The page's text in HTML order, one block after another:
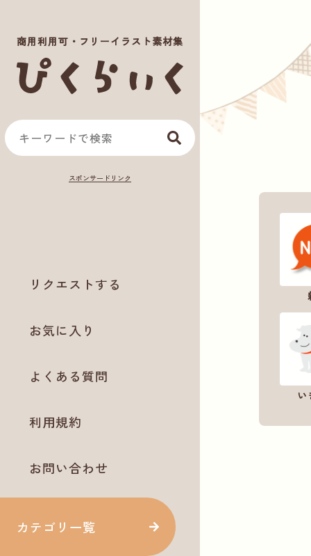
商用利用可・フリーイラスト素材集
リクエストする
お気に入り
よくある質問
利用規約
お問い合わせ
カテゴリ一覧
い